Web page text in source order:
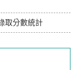
取分數統計